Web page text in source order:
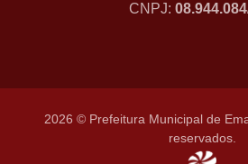
CNPJ:
2026 © Prefeitura Municipal de
reservados.